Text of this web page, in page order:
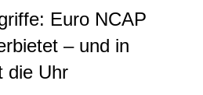
Euro NCAP
– und in
die Uhr